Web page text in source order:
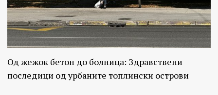
Од жежок бетон до болница: Здравствени
последици од урбаните топлински острови